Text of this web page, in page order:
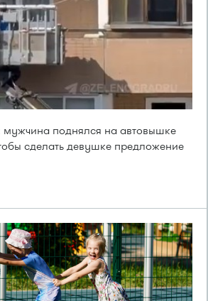
поднялся на автовышке
сделать девушке предложение